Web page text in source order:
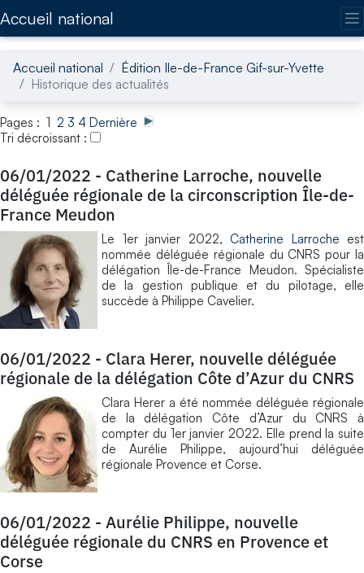
Accueil national
Accueil national
Édition Ile-de-France Gif-sur-Yvette
Historique des actualités
Pages : 1 2 3 4 Dernière
Tri décroissant :
06/01/2022 - Catherine Larroche, nouvelle
déléguée régionale de la circonscription Île-de-
France Meudon
Le 1er janvier 2022, Catherine Larroche est
nommée déléguée régionale du CNRS pour la
délégation Île-de-France Meudon. Spécialiste
de la gestion publique et du pilotage, elle
succède à Philippe Cavelier.
06/01/2022 - Clara Herer, nouvelle déléguée
régionale de la délégation Côte d’Azur du CNRS
Clara Herer a été nommée déléguée régionale
de la délégation Côte d’Azur du CNRS à
compter du 1er janvier 2022. Elle prend la suite
de Aurélie Philippe, aujourd’hui déléguée
régionale Provence et Corse.
06/01/2022 - Aurélie Philippe, nouvelle
déléguée régionale du CNRS en Provence et
Corse